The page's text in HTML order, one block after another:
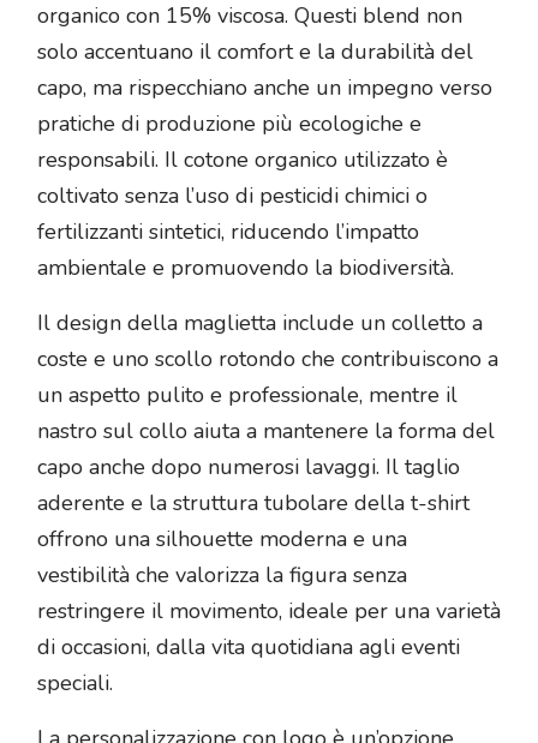
organico con 15% viscosa. Questi blend non
solo accentuano il comfort e la durabilità del
capo, ma rispecchiano anche un impegno verso
pratiche di produzione più ecologiche e
responsabili. Il cotone organico utilizzato è
coltivato senza l’uso di pesticidi chimici o
fertilizzanti sintetici, riducendo l’impatto
ambientale e promuovendo la biodiversità.
Il design della maglietta include un colletto a
coste e uno scollo rotondo che contribuiscono a
un aspetto pulito e professionale, mentre il
nastro sul collo aiuta a mantenere la forma del
capo anche dopo numerosi lavaggi. Il taglio
aderente e la struttura tubolare della t-shirt
offrono una silhouette moderna e una
vestibilità che valorizza la figura senza
restringere il movimento, ideale per una varietà
di occasioni, dalla vita quotidiana agli eventi
speciali.